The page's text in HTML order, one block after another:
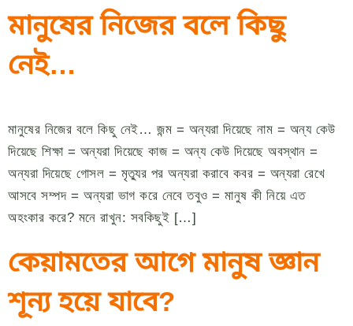
মানুষের নিজের বলে কিছু
নেই…
মানুষের নিজের বলে কিছু নেই… জন্ম = অন্যরা দিয়েছে নাম = অন্য কেউ
দিয়েছে শিক্ষা = অন্যরা দিয়েছে কাজ = অন্য কেউ দিয়েছে অবস্থান =
অন্যরা দিয়েছে গোসল = মৃত্যুর পর অন্যরা করাবে কবর = অন্যরা রেখে
আসবে সম্পদ = অন্যরা ভাগ করে নেবে তবুও = মানুষ কী নিয়ে এত
অহংকার করে? মনে রাখুন: সবকিছুই […]
কেয়ামতের আগে মানুষ জ্ঞান
শূন্য হয়ে যাবে?